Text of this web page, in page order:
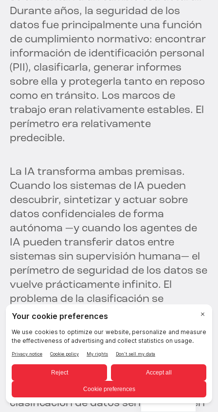
Durante años, la seguridad de los
datos fue principalmente una función
de cumplimiento normativo: encontrar
información de identificación personal
(PII), clasificarla, generar informes
sobre ella y protegerla tanto en reposo
como en tránsito. Los marcos de
trabajo eran relativamente estables. El
perímetro era relativamente
predecible.
La IA transforma ambas premisas.
Cuando los sistemas de IA pueden
descubrir, sintetizar y actuar sobre
datos confidenciales de forma
autónoma —y cuando los agentes de
IA pueden transferir datos entre
sistemas sin supervisión humana— el
perímetro de seguridad de los datos se
vuelve prácticamente infinito. El
problema de la clasificación se
convierte en un problema en tiempo
real. El problema de la gobernanza se
convierte en un problema de respuesta
autónoma.
Las plataformas de descubrimiento y
clasificación de datos sensibles se ven
Spanish